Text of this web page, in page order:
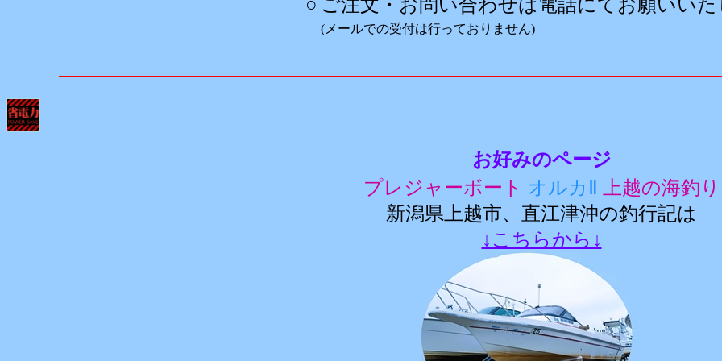
ご注文・お問い合わせは電話にてお願いい
(メールでの受付は行っておりません)
お好みのページ
プレジャーボート オルカⅡ
上越の海釣り
新潟県上越市、直江津沖の釣行記は
↓こちらから↓